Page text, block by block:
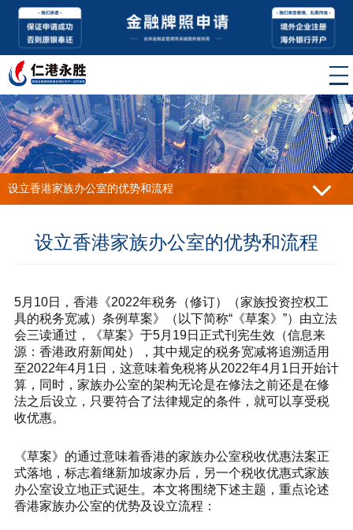
设立香港家族办公室的优势和流程
设立香港家族办公室的优势和流程
5月10日，香港《2022年税务（修订）（家族投资控权工
具的税务宽减）条例草案》（以下简称“《草案》”）由立法
会三读通过，《草案》于5月19日正式刊宪生效（信息来
源：香港政府新闻处），其中规定的税务宽减将追溯适用
至2022年4月1日，这意味着免税将从2022年4月1日开始计
算，同时，家族办公室的架构无论是在修法之前还是在修
法之后设立，只要符合了法律规定的条件，就可以享受税
收优惠。
《草案》的通过意味着香港的家族办公室税收优惠法案正
式落地，标志着继新加坡家办后，另一个税收优惠式家族
办公室设立地正式诞生。本文将围绕下述主题，重点论述
香港家族办公室的优势及设立流程：